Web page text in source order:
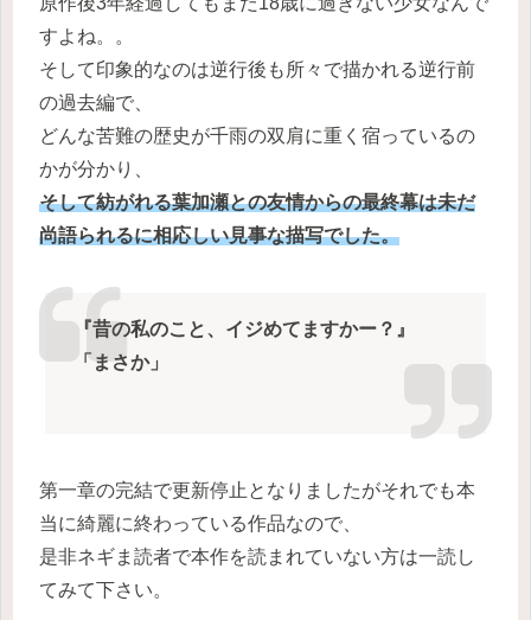
すよね。。
そして印象的なのは逆行後も所々で描かれる逆行前
の過去編で、
どんな苦難の歴史が千雨の双肩に重く宿っているの
かが分かり、
そして紡がれる葉加瀬との友情からの最終幕は未だ
尚語られるに相応しい見事な描写でした。
『昔の私のこと、イジめてますかー？』
「まさか」
第一章の完結で更新停止となりましたがそれでも本
当に綺麗に終わっている作品なので、
是非ネギま読者で本作を読まれていない方は一読し
てみて下さい。